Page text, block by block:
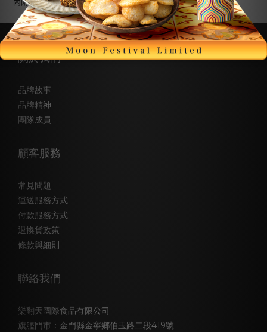
內附小包脫氧劑，請勿食用
關於我們
品牌故事
品牌精神
團隊成員
顧客服務
常見問題
運送服務方式
付款服務方式
退換貨政策
條款與細則
聯絡我們
樂翻天國際食品有限公司
旗艦門市：金門縣金寧鄉伯玉路二段419號